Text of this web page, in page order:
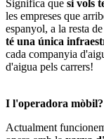
Significa que si vols
les empreses que
espanyol, a la resta
té una única
cada companyia
d'aigua pels carrers!
I l'operadora mòbil?
Actualment